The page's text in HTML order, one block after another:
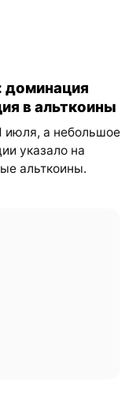
доминация
в альткоины
июля, а небольшое
указало на
альткоины.